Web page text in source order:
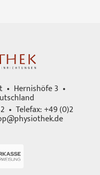
• Hernishöfe 3 •
• Telefax: +49 (0)2